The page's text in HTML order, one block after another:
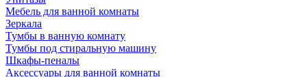
Мебель для ванной комнаты
Зеркала
Тумбы в ванную комнату
Тумбы под стиральную машину
Шкафы-пеналы
Аксессуары для ванной комнаты